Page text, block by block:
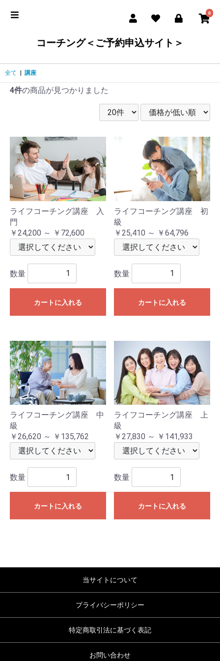
0
コーチング＜ご予約申込サイト＞
全て 講座
4件の商品が見つかりました
ライフコーチング講座 入
門
￥24,200 ～ ￥72,600
数量
カートに入れる
ライフコーチング講座 初
級
￥25,410 ～ ￥64,796
数量
カートに入れる
ライフコーチング講座 中
級
￥26,620 ～ ￥135,762
数量
カートに入れる
ライフコーチング講座 上
級
￥27,830 ～ ￥141,933
数量
カートに入れる
当サイトについて
プライバシーポリシー
特定商取引法に基づく表記
お問い合わせ